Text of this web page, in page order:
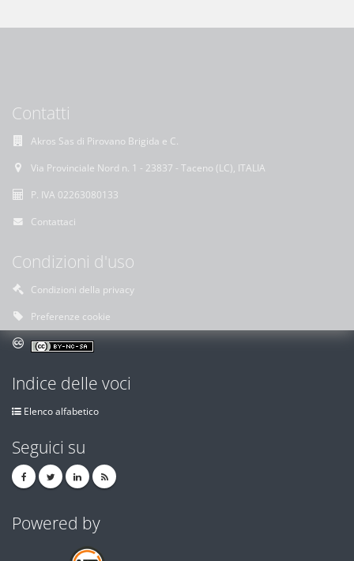
Contatti
Akros Sas di Pirovano Brigida e C.
Via Provinciale Nord n. 1 - 23837 - Taceno (LC), ITALIA
P. IVA 02263080133
Contattaci
Condizioni d'uso
Condizioni della privacy
Preferenze cookie
Indice delle voci
Elenco alfabetico
Seguici su
Powered by